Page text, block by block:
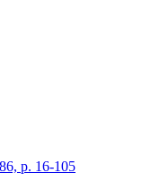
p. 16-105